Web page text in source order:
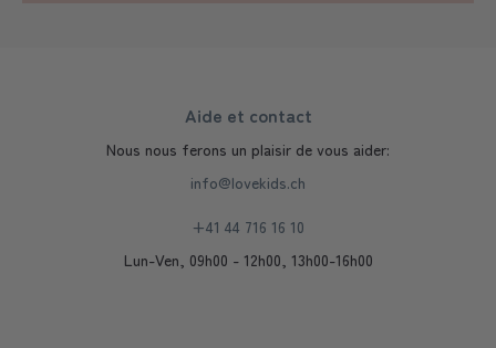
Aide et contact
Nous nous ferons un plaisir de vous aider:
info@lovekids.ch
+41 44 716 16 10
Lun-Ven, 09h00 - 12h00, 13h00-16h00